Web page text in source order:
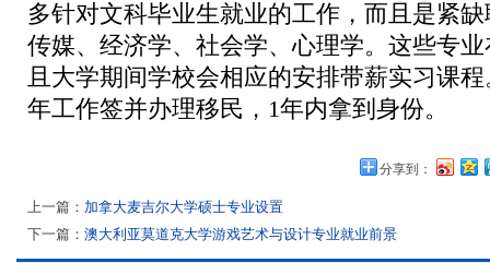
多针对文科毕业生就业的工作，而且是紧
传媒、经济学、社会学、心理学。这些专
且大学期间学校会相应的安排带薪实习课
年工作签并办理移民，1年内拿到身份。
分享到：
上一篇： 加拿大麦吉尔大学硕士专业设置
下一篇： 澳大利亚莫道克大学游戏艺术与设计专业就业前景